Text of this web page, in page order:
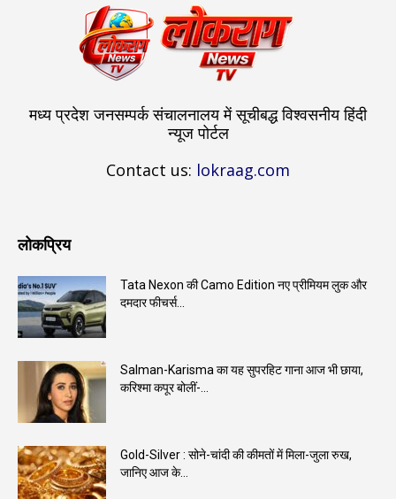
मध्य प्रदेश जनसम्पर्क संचालनालय में सूचीबद्ध विश्वसनीय हिंदी
न्यूज पोर्टल
Contact us: lokraag.com
लोकप्रिय
Tata Nexon की Camo Edition नए प्रीमियम लुक और
दमदार फीचर्स...
Salman-Karisma का यह सुपरहिट गाना आज भी छाया,
करिश्मा कपूर बोलीं-...
Gold-Silver : सोने-चांदी की कीमतों में मिला-जुला रुख,
जानिए आज के...